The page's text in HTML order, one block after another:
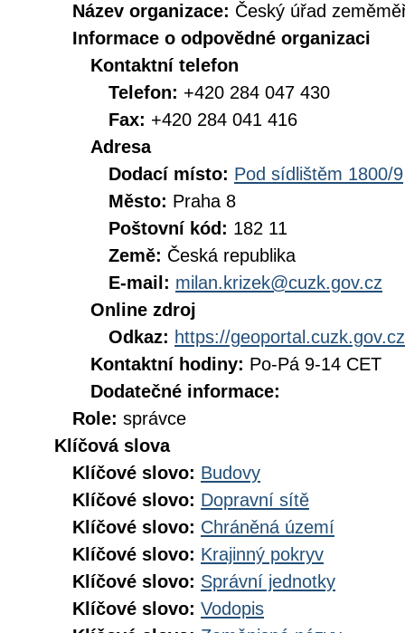
Název organizace: Český úřad
Informace o odpovědné organizaci
Kontaktní telefon
Telefon: +420 284 047 430
Fax: +420 284 041 416
Adresa
Dodací místo: Pod sídlištěm 1800/9
Město: Praha 8
Poštovní kód: 182 11
Země: Česká republika
E-mail: milan.krizek@cuzk.gov.cz
Online zdroj
Odkaz: https://geoportal.cuzk.gov.cz
Kontaktní hodiny: Po-Pá 9-14 CET
Dodatečné informace:
Role: správce
Klíčová slova
Klíčové slovo: Budovy
Klíčové slovo: Dopravní sítě
Klíčové slovo: Chráněná území
Klíčové slovo: Krajinný pokryv
Klíčové slovo: Správní jednotky
Klíčové slovo: Vodopis